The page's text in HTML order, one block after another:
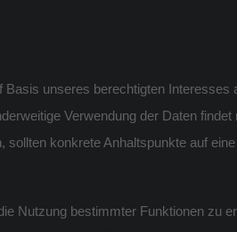
unseres berechtigten Interesses
Verwendung der Daten
konkrete Anhaltspunkte auf
Nutzung bestimmter Funktionen zu